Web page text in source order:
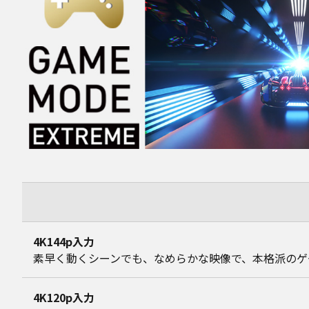
4K144p入力
素早く動くシーンでも、なめらかな映像で、本格派の
4K120p入力